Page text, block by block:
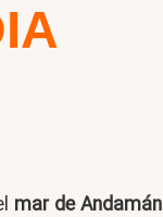
mar de Andamán